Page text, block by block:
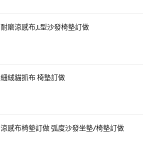
耐磨涼感布,L型沙發椅墊訂做
細絨貓抓布 椅墊訂做
涼感布椅墊訂做 弧度沙發坐墊/椅墊訂做